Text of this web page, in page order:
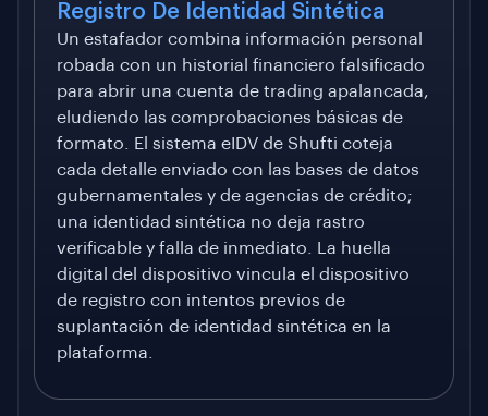
Registro De Identidad Sintética
Un estafador combina información personal
robada con un historial financiero falsificado
para abrir una cuenta de trading apalancada,
eludiendo las comprobaciones básicas de
formato. El sistema eIDV de Shufti coteja
cada detalle enviado con las bases de datos
gubernamentales y de agencias de crédito;
una identidad sintética no deja rastro
verificable y falla de inmediato. La huella
digital del dispositivo vincula el dispositivo
de registro con intentos previos de
suplantación de identidad sintética en la
plataforma.